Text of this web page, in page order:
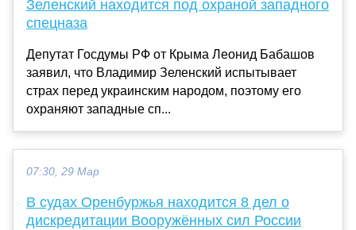
Зеленский находится под охраной западного
спецназа
Депутат Госдумы РФ от Крыма Леонид Бабашов
заявил, что Владимир Зеленский испытывает
страх перед украинским народом, поэтому его
охраняют западные сп...
07:30, 29 Мар
В судах Оренбуржья находится 8 дел о
дискредитации Вооружённых сил России